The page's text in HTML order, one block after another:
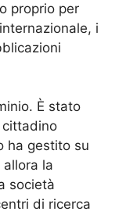
proprio per
i
È stato
cittadino
ha gestito su
la
società
di ricerca